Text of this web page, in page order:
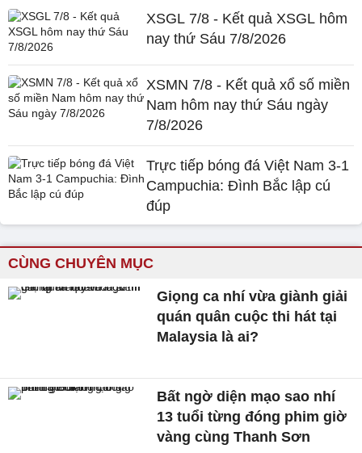
XSGL 7/8 - Kết quả XSGL hôm
nay thứ Sáu 7/8/2026
XSMN 7/8 - Kết quả xổ số miền
Nam hôm nay thứ Sáu ngày
7/8/2026
Trực tiếp bóng đá Việt Nam 3-1
Campuchia: Đình Bắc lập cú
đúp
CÙNG CHUYÊN MỤC
Giọng ca nhí vừa giành giải
quán quân cuộc thi hát tại
Malaysia là ai?
Bất ngờ diện mạo sao nhí
13 tuổi từng đóng phim giờ
vàng cùng Thanh Sơn